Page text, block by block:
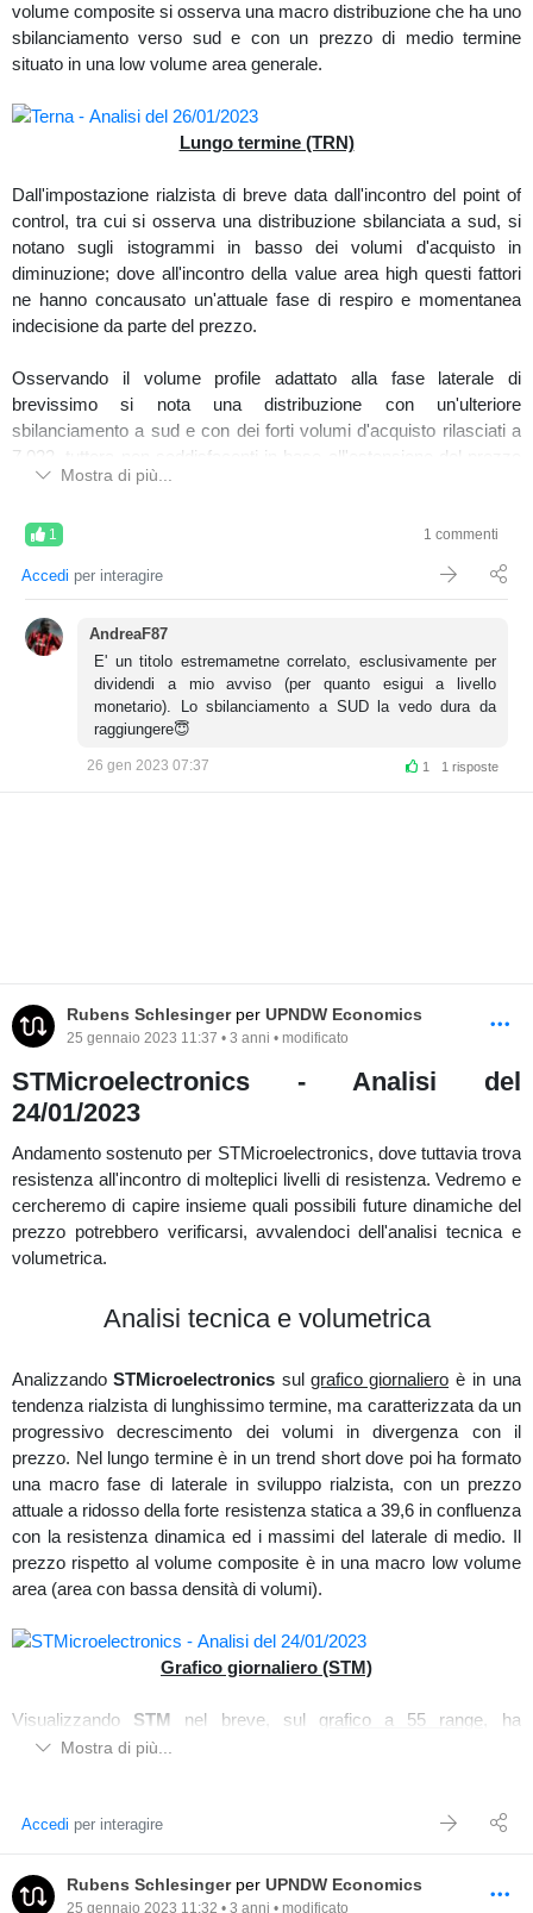
volume composite si osserva una macro distribuzione che ha uno
sbilanciamento verso sud e con un prezzo di medio termine
situato in una low volume area generale.
Lungo termine (TRN)
Dall'impostazione rialzista di breve data dall'incontro del point of
control, tra cui si osserva una distribuzione sbilanciata a sud, si
notano sugli istogrammi in basso dei volumi d'acquisto in
diminuzione; dove all'incontro della value area high questi fattori
ne hanno concausato un'attuale fase di respiro e momentanea
indecisione da parte del prezzo.
Osservando il volume profile adattato alla fase laterale di
brevissimo si nota una distribuzione con un'ulteriore
sbilanciamento a sud e con dei forti volumi d'acquisto rilasciati a
7,022, tuttora non soddisfacenti in base all'estensione del prezzo
rispetto ai precedenti, motivo per cui si mostra interessante un
price action e delle chiare evidence volumetriche nel brevissimo.
Sull'order flow si osservano dei primi forti acquisti assorbiti a
7,386. Da attendere un ulteriore evoluzione del prezzo.
Ultime sessioni di mercato (TRN)
Mostra di più...
1 1 commenti
Accedi per interagire
AndreaF87
E' un titolo estremametne correlato, esclusivamente per
dividendi a mio avviso (per quanto esigui a livello
monetario). Lo sbilanciamento a SUD la vedo dura da
raggiungere😇
26 gen 2023 07:37 1 1 risposte
Rubens Schlesinger per UPNDW Economics
25 gennaio 2023 11:37 • 3 anni • modificato
STMicroelectronics - Analisi del
24/01/2023
Andamento sostenuto per STMicroelectronics, dove tuttavia trova
resistenza all'incontro di molteplici livelli di resistenza. Vedremo e
cercheremo di capire insieme quali possibili future dinamiche del
prezzo potrebbero verificarsi, avvalendoci dell'analisi tecnica e
volumetrica.
Analisi tecnica e volumetrica
Analizzando STMicroelectronics sul grafico giornaliero è in una
tendenza rialzista di lunghissimo termine, ma caratterizzata da un
progressivo decrescimento dei volumi in divergenza con il
prezzo. Nel lungo termine è in un trend short dove poi ha formato
una macro fase di laterale in sviluppo rialzista, con un prezzo
attuale a ridosso della forte resistenza statica a 39,6 in confluenza
con la resistenza dinamica ed i massimi del laterale di medio. Il
prezzo rispetto al volume composite è in una macro low volume
area (area con bassa densità di volumi).
Grafico giornaliero (STM)
Visualizzando STM nel breve, sul grafico a 55 range , ha
un'impostazione rialzista dove sta trovando resistenza all'incontro
piatti). Sugli istogrammi in basso vi è un decrescimento dei
attualmente assorbita dall'accelerazione rialzista di brevissimo.
Posizionando il volume profile custom dalla mini fase di laterale di
Mostra di più...
Accedi per interagire
Rubens Schlesinger per UPNDW Economics
25 gennaio 2023 11:32 • 3 anni • modificato